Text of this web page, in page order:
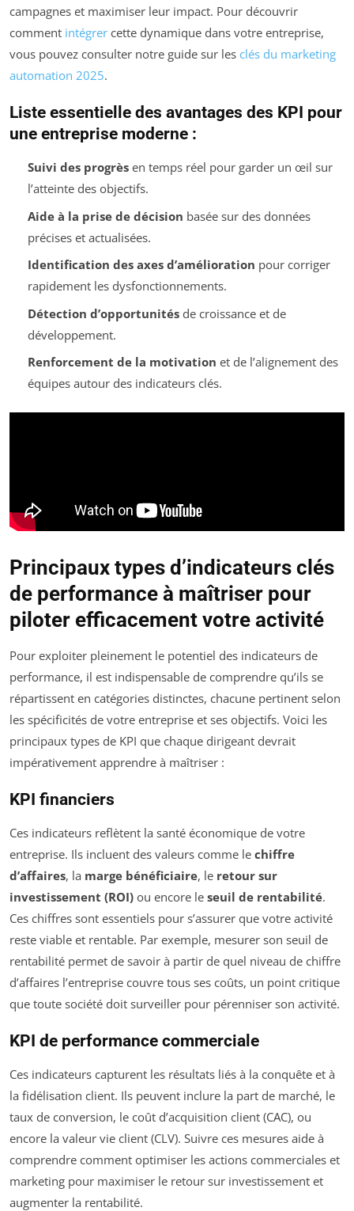
campagnes et maximiser leur impact. Pour découvrir
comment intégrer cette dynamique dans votre entreprise,
vous pouvez consulter notre guide sur les clés du marketing
automation 2025.
Liste essentielle des avantages des KPI pour
une entreprise moderne :
Suivi des progrèsen temps réel pour garder un œil sur
l’atteinte des objectifs.
Aide à la prise de décision basée sur des données
précises et actualisées.
Identification des axes d’amélioration pour corriger
rapidement les dysfonctionnements.
Détection d’opportunitésde croissance et de
développement.
Renforcement de la motivation et de l’alignement des
équipes autour des indicateurs clés.
Principaux types d’indicateurs clés
de performance à maîtriser pour
piloter efficacement votre activité
Pour exploiter pleinement le potentiel des indicateurs de
performance, il est indispensable de comprendre qu’ils se
répartissent en catégories distinctes, chacune pertinent selon
les spécificités de votre entreprise et ses objectifs. Voici les
principaux types de KPI que chaque dirigeant devrait
impérativement apprendre à maîtriser :
KPI financiers
Ces indicateurs reflètent la santé économique de votre
entreprise. Ils incluent des valeurs comme le chiffre
d’affaires, la marge bénéficiaire, le retour sur
investissement (ROI) ou encore le seuil de rentabilité.
Ces chiffres sont essentiels pour s’assurer que votre activité
reste viable et rentable. Par exemple, mesurer son seuil de
rentabilité permet de savoir à partir de quel niveau de chiffre
d’affaires l’entreprise couvre tous ses coûts, un point critique
que toute société doit surveiller pour pérenniser son activité.
KPI de performance commerciale
Ces indicateurs capturent les résultats liés à la conquête et à
la fidélisation client. Ils peuvent inclure la part de marché, le
taux de conversion, le coût d’acquisition client (CAC), ou
encore la valeur vie client (CLV). Suivre ces mesures aide à
comprendre comment optimiser les actions commerciales et
marketing pour maximiser le retour sur investissement et
augmenter la rentabilité.